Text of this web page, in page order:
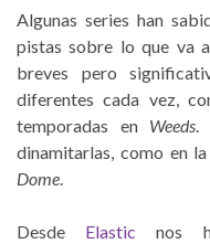
Algunas series han
pistas sobre lo que va
breves pero
diferentes cada vez,
temporadas en Weeds
dinamitarlas, como en
Dome
Desde Elastic nos